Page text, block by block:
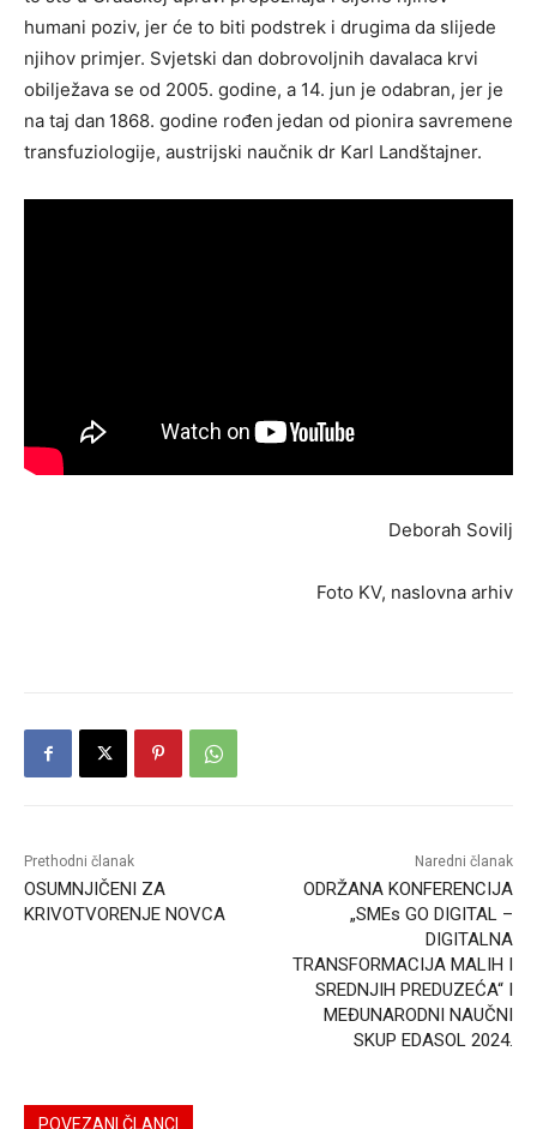
humani poziv, jer će to biti podstrek i drugima da slijede
njihov primjer. Svjetski dan dobrovoljnih davalaca krvi
obilježava se od 2005. godine, a 14. jun je odabran, jer je
na taj dan 1868. godine rođen jedan od pionira savremene
transfuziologije, austrijski naučnik dr Karl Landštajner.
Deborah Sovilj
Foto KV, naslovna arhiv
Prethodni članak
OSUMNJIČENI ZA
KRIVOTVORENJE NOVCA
Naredni članak
ODRŽANA KONFERENCIJA
„SMEs GO DIGITAL –
DIGITALNA
TRANSFORMACIJA MALIH I
SREDNJIH PREDUZEĆA“ I
MEĐUNARODNI NAUČNI
SKUP EDASOL 2024.
POVEZANI ČLANCI